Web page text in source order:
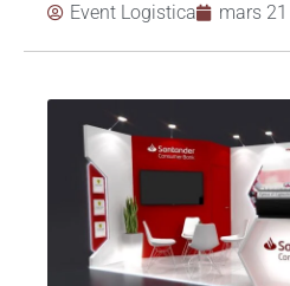
Event Logistica mars